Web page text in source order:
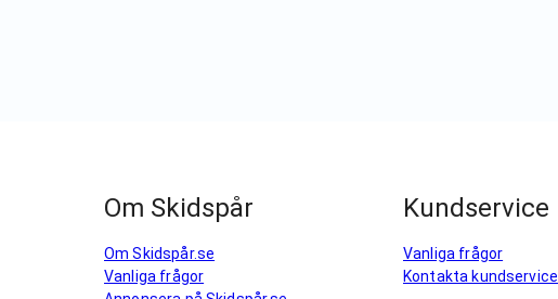
Om Skidspår
Om Skidspår.se
Vanliga frågor
Kundservice
Vanliga frågor
Kontakta kundservice